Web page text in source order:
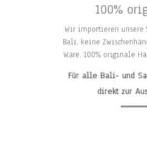
100%
Wir importieren unsere
Zwischenhändler oder Importe
originale
Für echte Bali- / Sarong-
100%
Wir importieren unsere
Bali, keine
Ware. 100% originale
Für alle Bali- und
direkt zur